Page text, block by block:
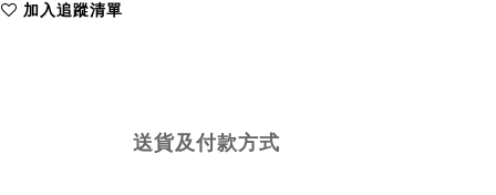
加入追蹤清單
送貨及付款方式